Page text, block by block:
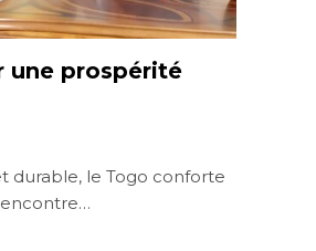
une prospérité
durable, le Togo conforte